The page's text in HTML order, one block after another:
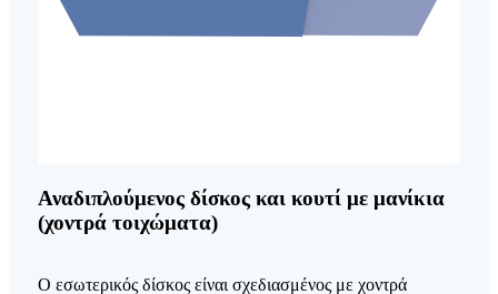
Αναδιπλούμενος δίσκος και κουτί με μανίκια
(χοντρά τοιχώματα)
Ο εσωτερικός δίσκος είναι σχεδιασμένος με χοντρά